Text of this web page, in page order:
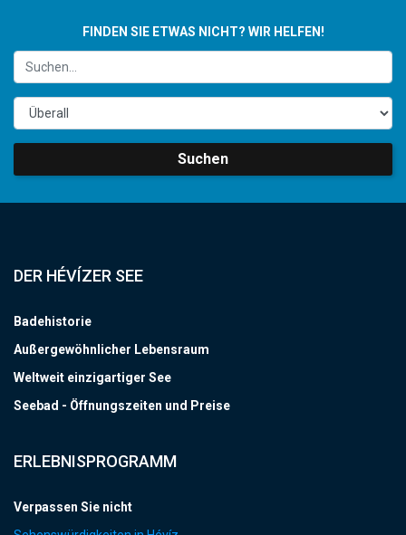
FINDEN SIE ETWAS NICHT? WIR HELFEN!
Suchen
DER HÉVÍZER SEE
Badehistorie
Außergewöhnlicher Lebensraum
Weltweit einzigartiger See
Seebad - Öffnungszeiten und Preise
ERLEBNISPROGRAMM
Verpassen Sie nicht